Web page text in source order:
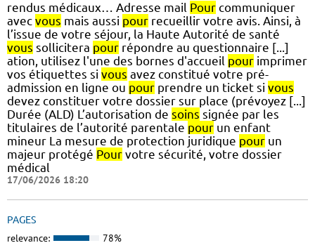
rendus médicaux… Adresse mail Pour communiquer
avec vous mais aussi pour recueillir votre avis. Ainsi, à
l’issue de votre séjour, la Haute Autorité de santé
vous sollicitera pour répondre au questionnaire [...]
ation, utilisez l'une des bornes d'accueil pour imprimer
vos étiquettes si vous avez constitué votre pré-
admission en ligne ou pour prendre un ticket si vous
devez constituer votre dossier sur place (prévoyez [...]
Durée (ALD) L’autorisation de soins signée par les
titulaires de l’autorité parentale pour un enfant
mineur La mesure de protection juridique pour un
majeur protégé Pour votre sécurité, votre dossier
médical
17/06/2026 18:20
PAGES
relevance: 78%